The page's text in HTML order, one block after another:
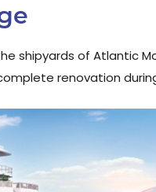
shipyards of Atlantic
renovation